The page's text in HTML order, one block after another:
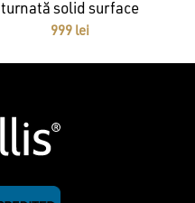
turnată solid surface
999 lei